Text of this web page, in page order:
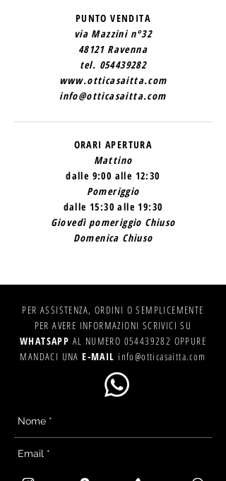
PUNTO VENDITA
via Mazzini n°32
48121 Ravenna
tel. 054439282
www.otticasaitta.com
info@otticasaitta.com
ORARI APERTURA
Mattino
dalle 9:00 alle 12:30
Pomeriggio
dalle 15:30 alle 19:30
Giovedì pomeriggio Chiuso
Domenica Chiuso
PER ASSISTENZA, ORDINI O SEMPLICEMENTE
PER AVERE INFORMAZIONI SCRIVICI SU
WHATSAPP AL NUMERO 054439282 OPPURE
MANDACI UNAE-MAIL info@otticasaitta.com